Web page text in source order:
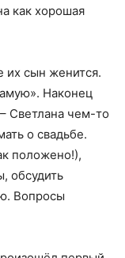
как хорошая
их сын женится.
Наконец
Светлана чем-то
о свадьбе.
положено!),
обсудить
Вопросы